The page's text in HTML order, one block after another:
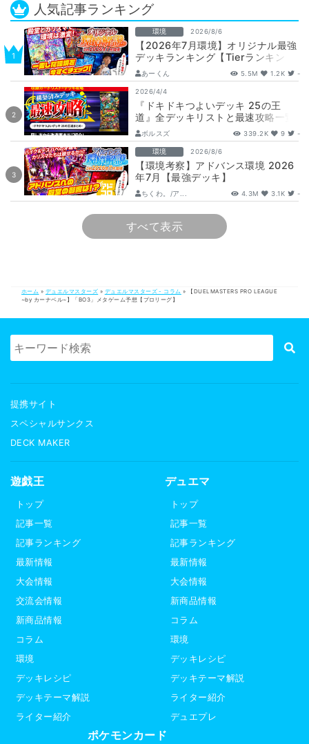
人気記事ランキング
環境 2026/8/6
【2026年7月環境】オリジナル最強
デッキランキング【Tierランキン
グ】
あーくん 5.5M 1.2K -
2026/4/4
『ドキドキつよいデッキ 25の王
道』全デッキリストと最速攻略一覧
【DM26-SD1】
ボルスズ 339.2K 9 -
環境 2026/8/6
【環境考察】アドバンス環境 2026
年7月【最強デッキ】
ちくわ。/ア... 4.3M 3.1K -
すべて表示
ホーム » デュエルマスターズ » デュエルマスターズ - コラム »
【DUELMASTERS PRO LEAGUE
~by カーナベル~】「BO3」メタゲーム予想【プロリーグ】
提携サイト
スペシャルサンクス
DECK MAKER
遊戯王
トップ
記事一覧
記事ランキング
最新情報
大会情報
交流会情報
新商品情報
コラム
環境
デッキレシピ
デッキテーマ解説
ライター紹介
デュエマ
トップ
記事一覧
記事ランキング
最新情報
大会情報
新商品情報
コラム
環境
デッキレシピ
デッキテーマ解説
ライター紹介
デュエプレ
ポケモンカード